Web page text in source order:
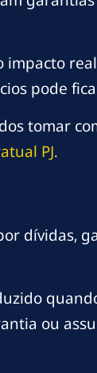
pode
tomar
PJ.
dívidas,
ou